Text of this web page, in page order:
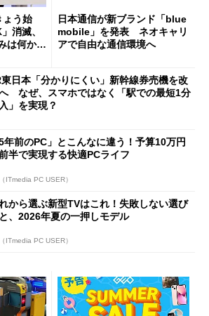
ょう始
消滅、
は何か解
日本通信が新ブランド「blue
mobile」を発表 ネオキャリ
アで自由な通信環境へ
日本「分かりにくい」新幹線券売機を改
なぜ、スマホではなく「駅での最短1分
」を実現？
5年前のPC」とこんなに違う！予算10万円
半で実現する快適PCライフ
ITmedia PC USER）
から選ぶ新型TVはこれ！失敗しない選び
、2026年夏の一押しモデル
ITmedia PC USER）